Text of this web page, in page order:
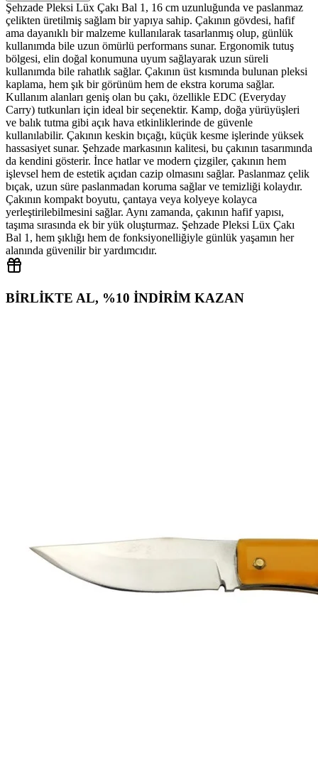
Şehzade Pleksi Lüx Çakı Bal 1, 16 cm uzunluğunda ve paslanmaz
çelikten üretilmiş sağlam bir yapıya sahip. Çakının gövdesi, hafif
ama dayanıklı bir malzeme kullanılarak tasarlanmış olup, günlük
kullanımda bile uzun ömürlü performans sunar. Ergonomik tutuş
bölgesi, elin doğal konumuna uyum sağlayarak uzun süreli
kullanımda bile rahatlık sağlar. Çakının üst kısmında bulunan pleksi
kaplama, hem şık bir görünüm hem de ekstra koruma sağlar.
Kullanım alanları geniş olan bu çakı, özellikle EDC (Everyday
Carry) tutkunları için ideal bir seçenektir. Kamp, doğa yürüyüşleri
ve balık tutma gibi açık hava etkinliklerinde de güvenle
kullanılabilir. Çakının keskin bıçağı, küçük kesme işlerinde yüksek
hassasiyet sunar. Şehzade markasının kalitesi, bu çakının tasarımında
da kendini gösterir. İnce hatlar ve modern çizgiler, çakının hem
işlevsel hem de estetik açıdan cazip olmasını sağlar. Paslanmaz çelik
bıçak, uzun süre paslanmadan koruma sağlar ve temizliği kolaydır.
Çakının kompakt boyutu, çantaya veya kolyeye kolayca
yerleştirilebilmesini sağlar. Aynı zamanda, çakının hafif yapısı,
taşıma sırasında ek bir yük oluşturmaz. Şehzade Pleksi Lüx Çakı
Bal 1, hem şıklığı hem de fonksiyonelliğiyle günlük yaşamın her
alanında güvenilir bir yardımcıdır.
BİRLİKTE AL, %10 İNDİRİM KAZAN